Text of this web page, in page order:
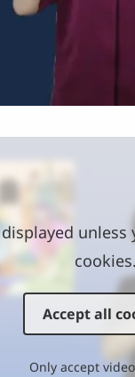
cookies.
Accept all
Only accept